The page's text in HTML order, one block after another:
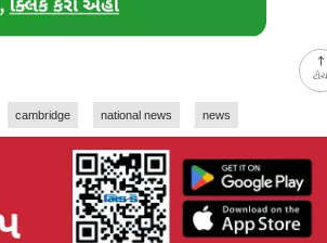
cambridge national news news